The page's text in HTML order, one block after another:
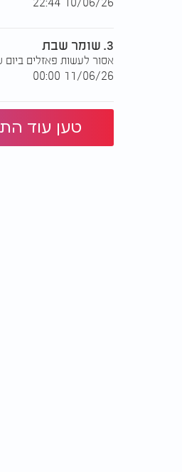
3. שומר שבת
אסור לעשות פאזלים ביום
11/06/26 00:00
טען עוד